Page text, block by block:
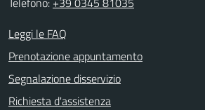
Leggi le FAQ
Prenotazione appuntamento
Segnalazione disservizio
Richiesta d'assistenza